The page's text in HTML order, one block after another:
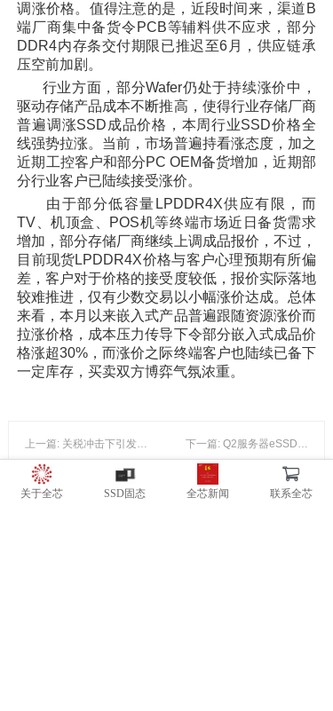
调涨价格。值得注意的是，近段时间来，渠道B
端厂商集中备货令PCB等辅料供不应求，部分
DDR4内存条交付期限已推迟至6月，供应链承
压空前加剧。
行业方面，部分Wafer仍处于持续涨价中，
驱动存储产品成本不断推高，使得行业存储厂商
普遍调涨SSD成品价格，本周行业SSD价格全
线强势拉涨。当前，市场普遍持看涨态度，加之
近期工控客户和部分PC OEM备货增加，近期部
分行业客户已陆续接受涨价。
由于部分低容量LPDDR4X供应有限，而
TV、机顶盒、POS机等终端市场近日备货需求
增加，部分存储厂商继续上调成品报价，不过，
目前现货LPDDR4X价格与客户心理预期有所偏
差，客户对于价格的接受度较低，报价实际落地
较难推进，仅有少数交易以小幅涨价达成。总体
来看，本月以来嵌入式产品普遍跟随资源涨价而
拉涨价格，成本压力传导下令部分嵌入式成品价
格涨超30%，而涨价之际终端客户也陆续已备下
一定库存，买卖双方博弈气氛浓重。
上一篇: 关税冲击下引发市场担忧，本周存储现货普遍处于横盘调整阶段 下一篇: Q2服务器eSSD、DDR5价格预计将回落，D5和D4价差收敛
关于全芯 SSD固态 全芯新闻 联系全芯